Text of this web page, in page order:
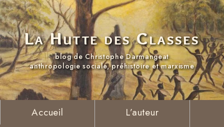
La Hutte des Classes
blog de Christophe Darmangeat
anthropologie sociale, préhistoire et marxisme
Accueil
L’auteur